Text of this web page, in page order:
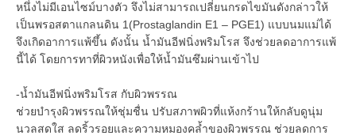
หนึ่งไม่มีเอนไซม์บางตัว จึงไม่สามารถเปลี่ยนกรดไขมันดังกล่าวให้
เป็นพรอสตาแกลนดิน 1(Prostaglandin E1 – PGE1) แบบนมแม่ได้
จึงเกิดอาการแพ้ขึ้น ดังนั้น น้ำมันอีฟนิ่งพริมโรส จึงช่วยลดอาการแพ้
นี้ได้ โดยการทาที่ผิวหนังเพื่อให้น้ำมันซึมผ่านเข้าไป
-น้ำมันอีฟนิ่งพริมโรส กับผิวพรรณ
ช่วยบำรุงผิวพรรณให้ชุ่มชื่น ปรับสภาพผิวที่แห้งกร้านให้กลับดูนุ่ม
นวลสดใส ลดริ้วรอยและความหมองคล้ำของผิวพรรณ ช่วยลดการ